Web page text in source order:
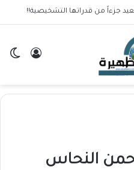
جزءاً من قدراتها التشخيصية!!
تسجيل
النحاس